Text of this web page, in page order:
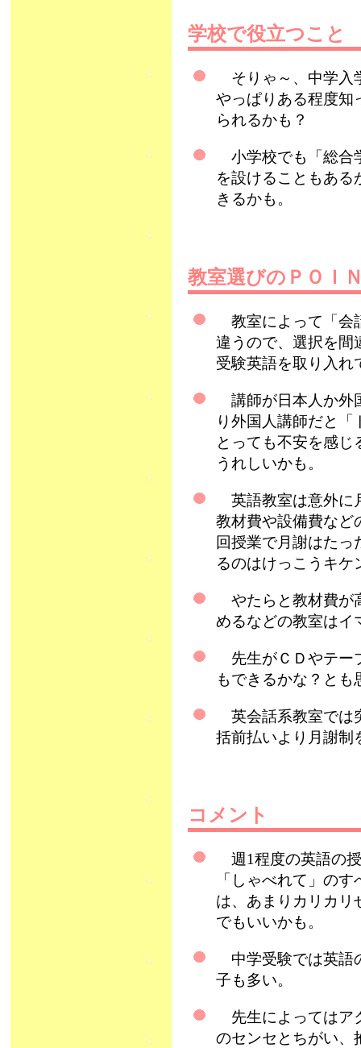
学校で役立つこと
そりゃ～、中学入
やっぱりある程度知
られるかも？
小学校でも「総合
を設けることもある
きるかも。
教室選びのＰＯＩ
教室によって「会
違うので、選択を間
受験英語を取り入れ
講師が日本人か外
り外国人講師だと
とっても不安を感
うれしいかも。
英語教室は意外に
教材費や設備費など
回授業で月謝はた
るのはけっこうキケ
やたらと教材費が
めるなどの教室はイ
先生がＣＤやテー
もできるかな？とも
英会話系教室では
括前払いより月謝制
コメント
週1程度の英語の
「しゃべれて」の
は、あまりカリカリ
でもいいかも。
中学受験では英語
子も多い。
先生によってはア
のセンセとちがい、